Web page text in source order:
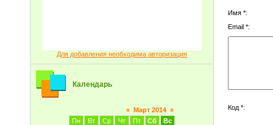
Для добавления необходима авторизация
Календарь
« Март 2014 »
Пн
Вт Ср Чт Пт Сб
Вс
Имя *:
Email *:
Код *: